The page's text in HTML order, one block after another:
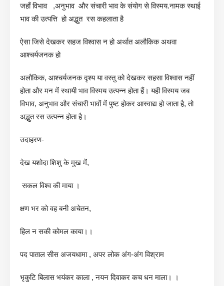
जहाँ विभाव ,अनुभाव और संचारी भाव के संयोग से विस्मय.नामक स्थाई
भाव की उत्पत्ति हो अद्भुत रस कहलाता है
ऐसा जिसे देखकर सहज विश्वास न हो अर्थात अलौकिक अथवा
आश्चर्यजनक हो
अलौकिक, आश्चर्यजनक दृश्य या वस्तु को देखकर सहसा विश्वास नहीं
होता और मन में स्थायी भाव विस्मय उत्पन्न होता हैं। यही विस्मय जब
विभाव, अनुभाव और संचारी भावों में पुष्ट होकर आस्वाद्य हो जाता है, तो
अद्भुत रस उत्पन्न होता है।
उदाहरण-
देख यशोदा शिशु के मुख में,
सकल विश्व की माया ।
क्षण भर को वह बनी अचेतन,
हिल न सकी कोमल काया।।
पद पाताल सीस अजयधामा , अपर लोक अंग-अंग विश्राम
भृकुटि बिलास भयंकर काला , नयन दिवाकर कच धन माला। ।